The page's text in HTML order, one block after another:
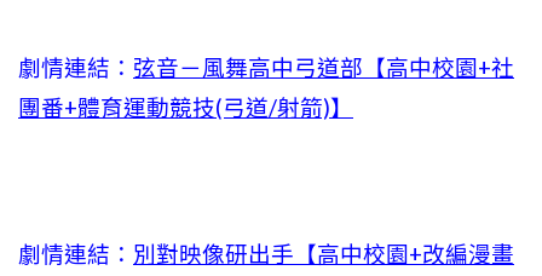
劇情連結： 弦音－風舞高中弓道部【高中校園+社
團番+體育運動競技(弓道/射箭)】
劇情連結： 別對映像研出手【高中校園+改編漫畫